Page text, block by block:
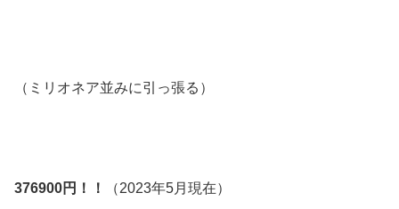
（ミリオネア並みに引っ張る）
376900円！！ （2023年5月現在）